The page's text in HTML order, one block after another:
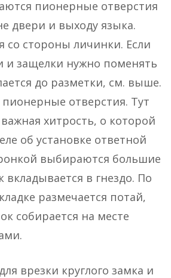
пионерные отверстия
двери и выходу языка.
со стороны личинки. Если
и защелки нужно поменять
до разметки, см. выше.
пионерные отверстия. Тут
хитрость, о которой
об установке ответной
выбираются большие
вкладывается в гнездо. По
размечается потай,
собирается на месте
врезки круглого замка и